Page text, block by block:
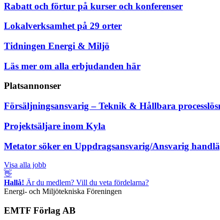
Rabatt och förtur på kurser och konferenser
Lokalverksamhet på 29 orter
Tidningen Energi & Miljö
Läs mer om alla erbjudanden här
Platsannonser
Försäljningsansvarig – Teknik & Hållbara
Projektsäljare inom Kyla
Metator söker en Uppdragsansvarig/Ansvarig
Visa alla jobb
👋
Hallå! Är du medlem? Vill du veta fördelarna?
Energi- och Miljötekniska Föreningen
EMTF Förlag AB